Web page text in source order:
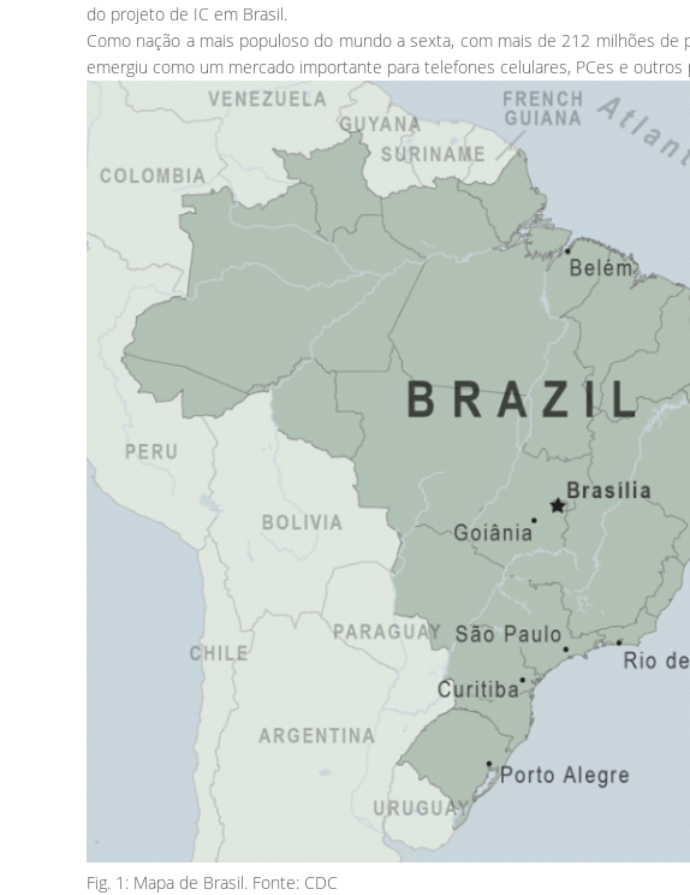
do projeto de IC em Brasil.
Como nação a mais populoso do mundo a sexta, com mais de 212 milhões
emergiu como um mercado importante para telefones celulares, PCes e
Fig. 1: Mapa de Brasil. Fonte: CDC